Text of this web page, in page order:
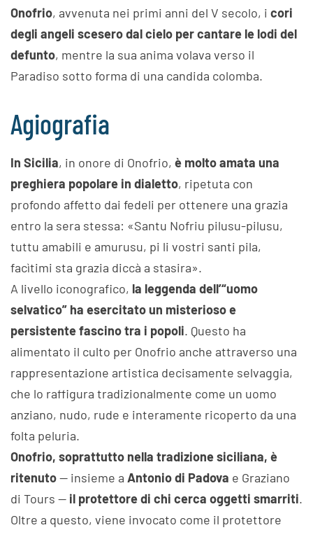
Onofrio, avvenuta nei primi anni del V secolo, i cori
degli angeli scesero dal cielo per cantare le lodi del
defunto, mentre la sua anima volava verso il
Paradiso sotto forma di una candida colomba.
Agiografia
In Sicilia, in onore di Onofrio, è molto amata una
preghiera popolare in dialetto, ripetuta con
profondo affetto dai fedeli per ottenere una grazia
entro la sera stessa: «Santu Nofriu pilusu-pilusu,
tuttu amabili e amurusu, pi li vostri santi pila,
facìtimi sta grazia diccà a stasira».
A livello iconografico, la leggenda dell’“uomo
selvatico” ha esercitato un misterioso e
persistente fascino tra i popoli. Questo ha
alimentato il culto per Onofrio anche attraverso una
rappresentazione artistica decisamente selvaggia,
che lo raffigura tradizionalmente come un uomo
anziano, nudo, rude e interamente ricoperto da una
folta peluria.
Onofrio, soprattutto nella tradizione siciliana, è
ritenuto— insieme a Antonio di Padova e Graziano
di Tours — il protettore di chi cerca oggetti smarriti.
Oltre a questo, viene invocato come il protettore